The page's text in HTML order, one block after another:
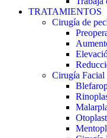
TRATAMIENTOS
Cirugía de
Cirugía Facial